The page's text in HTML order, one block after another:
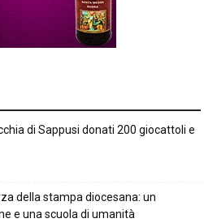
di Sappusi donati 200 giocattoli e
della stampa diocesana: un
e una scuola di umanità